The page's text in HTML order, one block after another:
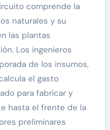
comprende la
naturales y su
las plantas
Los ingenieros
de los insumos,
el gasto
para fabricar y
hasta el frente de la
preliminares